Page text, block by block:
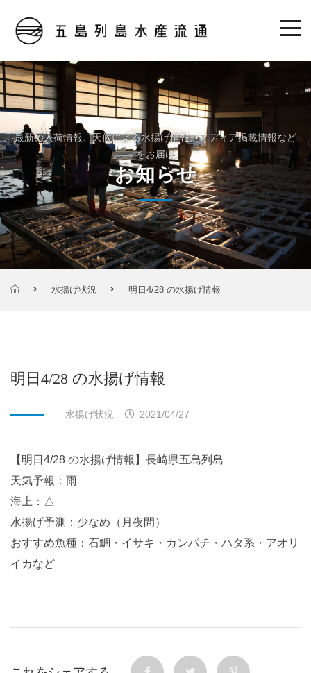
最新の入荷情報、天候による水揚げ情報、メディア掲載情報など
をお届け
お知らせ
水揚げ状況 明日4/28 の水揚げ情報
明日4/28 の水揚げ情報
水揚げ状況 2021/04/27
【明日4/28 の水揚げ情報】長崎県五島列島
天気予報：雨
海上：△
水揚げ予測：少なめ（月夜間）
おすすめ魚種：石鯛・イサキ・カンパチ・ハタ系・アオリ
イカなど